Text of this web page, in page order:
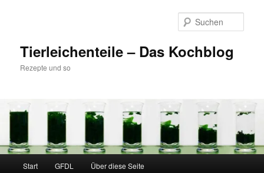
Tierleichenteile – Das Kochblog
Rezepte und so
Start GFDL Über diese Seite